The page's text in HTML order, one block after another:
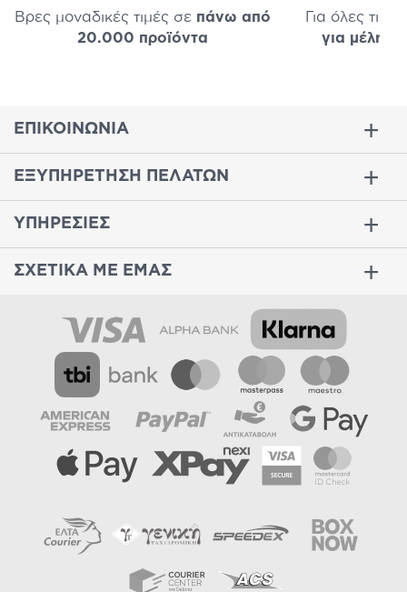
Βρες μοναδικές τιμές σε πάνω από
20.000 προϊόντα
Για όλες τις
για μέλη
ΕΠΙΚΟΙΝΩΝΙΑ
ΕΞΥΠΗΡΕΤΗΣΗ ΠΕΛΑΤΩΝ
ΥΠΗΡΕΣΙΕΣ
ΣΧΕΤΙΚΑ ΜΕ ΕΜΑΣ